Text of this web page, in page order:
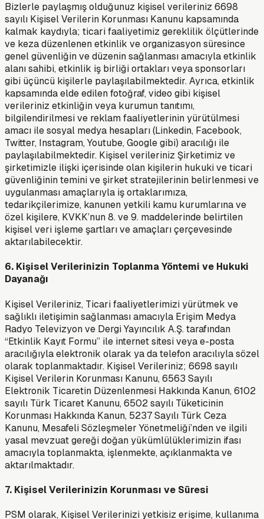
Bizlerle paylaşmış olduğunuz kişisel verileriniz 6698
sayılı Kişisel Verilerin Korunması Kanunu kapsamında
kalmak kaydıyla; ticari faaliyetimiz gereklilik ölçütlerinde
ve keza düzenlenen etkinlik ve organizasyon süresince
genel güvenliğin ve düzenin sağlanması amacıyla etkinlik
alanı sahibi, etkinlik iş birliği ortakları veya sponsorları
gibi üçüncü kişilerle paylaşılabilmektedir. Ayrıca, etkinlik
kapsamında elde edilen fotoğraf, video gibi kişisel
verileriniz etkinliğin veya kurumun tanıtımı,
bilgilendirilmesi ve reklam faaliyetlerinin yürütülmesi
amacı ile sosyal medya hesapları (Linkedin, Facebook,
Twitter, Instagram, Youtube, Google gibi) aracılığı ile
paylaşılabilmektedir. Kişisel verileriniz Şirketimiz ve
şirketimizle ilişki içerisinde olan kişilerin hukuki ve ticari
güvenliğinin temini ve şirket stratejilerinin belirlenmesi ve
uygulanması amaçlarıyla iş ortaklarımıza,
tedarikçilerimize, kanunen yetkili kamu kurumlarına ve
özel kişilere, KVKK’nun 8. ve 9. maddelerinde belirtilen
kişisel veri işleme şartları ve amaçları çerçevesinde
aktarılabilecektir.
6. Kişisel Verilerinizin Toplanma Yöntemi ve Hukuki
Dayanağı
Kişisel Verileriniz, Ticari faaliyetlerimizi yürütmek ve
sağlıklı iletişimin sağlanması amacıyla Erişim Medya
Radyo Televizyon ve Dergi Yayıncılık A.Ş. tarafından
“Etkinlik Kayıt Formu” ile internet sitesi veya e-posta
aracılığıyla elektronik olarak ya da telefon aracılıyla sözel
olarak toplanmaktadır. Kişisel Verileriniz; 6698 sayılı
Kişisel Verilerin Korunması Kanunu, 6563 Sayılı
Elektronik Ticaretin Düzenlenmesi Hakkında Kanun, 6102
sayılı Türk Ticaret Kanunu, 6502 sayılı Tüketicinin
Korunması Hakkında Kanun, 5237 Sayılı Türk Ceza
Kanunu, Mesafeli Sözleşmeler Yönetmeliği’nden ve ilgili
yasal mevzuat gereği doğan yükümlülüklerimizin ifası
amacıyla toplanmakta, işlenmekte, açıklanmakta ve
aktarılmaktadır.
7. Kişisel Verilerinizin Korunması ve Süresi
PSM olarak, Kişisel Verilerinizi yetkisiz erişime, kullanıma